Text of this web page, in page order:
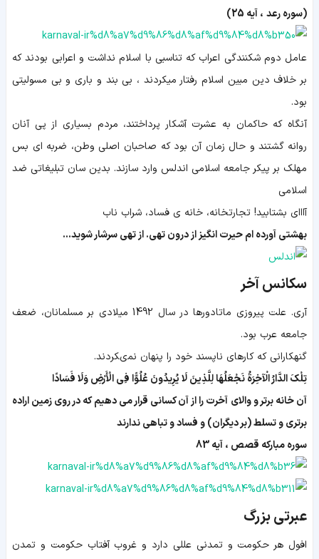
(سوره رعد ، آیه 25)
عامل دوم شکنندگی اعراب که تناسبی با اسلام نداشت و اعرابی بودند که
بر خلاف دین مبین اسلام رفتار میکردند ، بی بند و باری و بی مسولیتی
بود.
آنگاه كه حاكمان به عشرت آشكار پرداختند، مردم بسيارى از پى آنان
روانه گشتند و حال زمان آن بود که صاحبان اصلی وطن، ضربه ‏اى بس
مهلک بر پيكر جامعه اسلامى اندلس وارد سازند. بدین سان تبلیغاتی ضد
اسلامی
آااای بشتابید! تجارتخانه، خانه ی فساد، شراب ناب
بهشتی آورده ام حیرت انگیز از درون تهی. از تهی سرشار شوید...
سکانس آخر
آری. علت پیروزی ماتادورها در سال 1492 میلادی بر مسلمانان، ضعف
جامعه عرب بود.
گنهکارانی که كارهاى ناپسند خود را پنهان نمى‏كردند.
تِلْكَ الدَّارُ الْآخِرَةُ نَجْعَلُهَا لِلَّذِینَ لَا یُرِیدُونَ عُلُوًّا فِی الْأَرْضِ وَلَا فَسَادًا
آن خانه برتر و والاى آخرت را از آن كسانى قرار مى‏ دهیم كه در روى زمین اراده
برترى و تسلط (بر دیگران) و فساد و تباهى ندارند
سوره مبارکه قصص ، آیه 83
عبرتی بزرگ
افول هر حكومت و تمدنى عللى دارد و غروب آفتاب حكومت و تمدن